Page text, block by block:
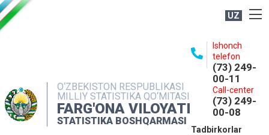
UZ
O‘ZBEKISTON RESPUBLIKASI
MILLIY STATISTIKA QO‘MITASI
FARG'ONA VILOYATI
STATISTIKA BOSHQARMASI
Ishonch
telefon
(73) 249-
00-11
Call-center
(73) 249-
00-08
Tadbirkorlar
NASHRLAR
INTERAKTIV XIZMATLAR
MATBUOT XIZMATI